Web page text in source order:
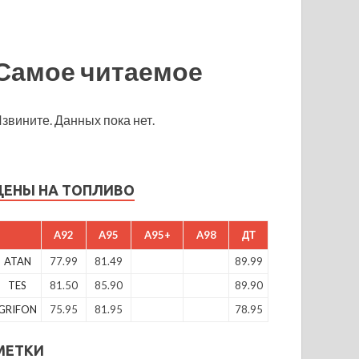
читаемое
Данных пока нет.
НА ТОПЛИВО
A92 A95 A95+ A98 ДТ
ATAN 77.99 81.49
89.99
TES
81.50 85.90
89.90
75.95 81.95 78.95